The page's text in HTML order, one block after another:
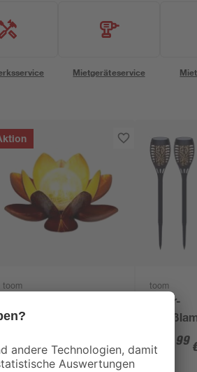
Mietgeräteservice
toom
Außentischlampe
x 11,5 cm
9, €
toom
Solar-
43 cm 5
14 99